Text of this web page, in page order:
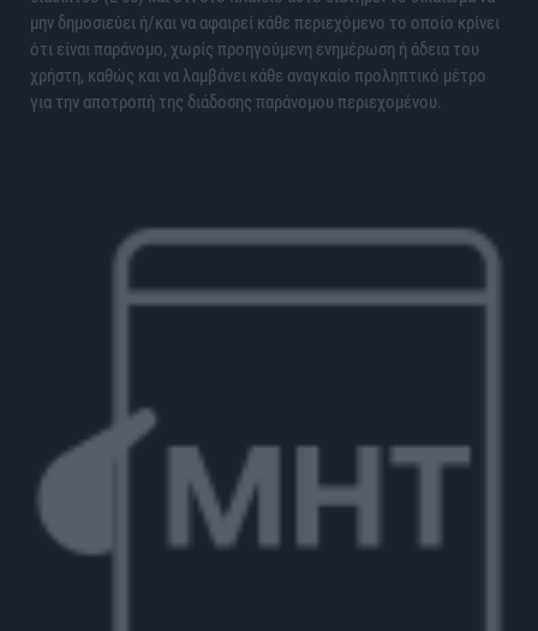
μην δημοσιεύει ή/και να αφαιρεί κάθε περιεχόμενο το οποίο κρίνει
ότι είναι παράνομο, χωρίς προηγούμενη ενημέρωση ή άδεια του
χρήστη, καθώς και να λαμβάνει κάθε αναγκαίο προληπτικό μέτρο
για την αποτροπή της διάδοσης παράνομου περιεχομένου.